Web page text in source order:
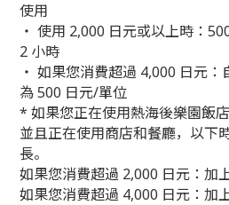
使用
・ 使用 2,000 日元或以上時：
2 小時
・ 如果您消費超過 4,000 日元
為 500 日元/單位
* 如果您正在使用熱海後樂園飯店
並且正在使用商店和餐廳，以下
長。
如果您消費超過 2,000 日元：加
如果您消費超過 4,000 日元：加